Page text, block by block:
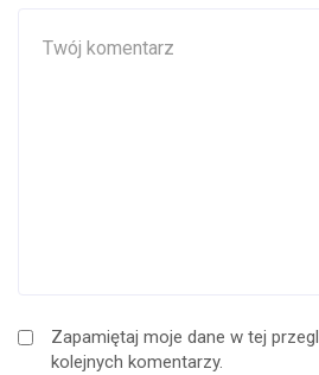
Zapamiętaj moje dane w tej
kolejnych komentarzy.